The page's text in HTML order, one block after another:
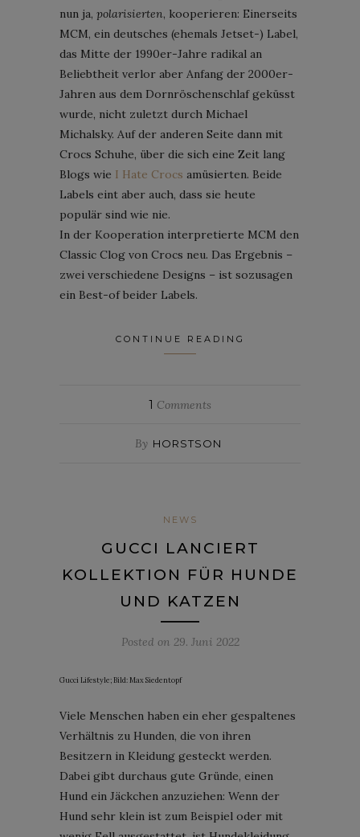
nun ja, polarisierten, kooperieren: Einerseits
MCM, ein deutsches (ehemals Jetset-) Label,
das Mitte der 1990er-Jahre radikal an
Beliebtheit verlor aber Anfang der 2000er-
Jahren aus dem Dornröschenschlaf geküsst
wurde, nicht zuletzt durch Michael
Michalsky. Auf der anderen Seite dann mit
Crocs Schuhe, über die sich eine Zeit lang
Blogs wie I Hate Crocs amüsierten. Beide
Labels eint aber auch, dass sie heute
populär sind wie nie.
In der Kooperation interpretierte MCM den
Classic Clog von Crocs neu. Das Ergebnis –
zwei verschiedene Designs – ist sozusagen
ein Best-of beider Labels.
CONTINUE READING
1 Comments
By HORSTSON
NEWS
GUCCI LANCIERT
KOLLEKTION FÜR HUNDE
UND KATZEN
Posted on 29. Juni 2022
Gucci Lifestyle; Bild: Max Siedentopf
Viele Menschen haben ein eher gespaltenes
Verhältnis zu Hunden, die von ihren
Besitzern in Kleidung gesteckt werden.
Dabei gibt durchaus gute Gründe, einen
Hund ein Jäckchen anzuziehen: Wenn der
Hund sehr klein ist zum Beispiel oder mit